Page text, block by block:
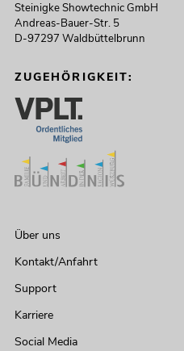
Steinigke Showtechnic GmbH
Andreas-Bauer-Str. 5
D-97297 Waldbüttelbrunn
ZUGEHÖRIGKEIT:
Über uns
Kontakt/Anfahrt
Support
Karriere
Social Media